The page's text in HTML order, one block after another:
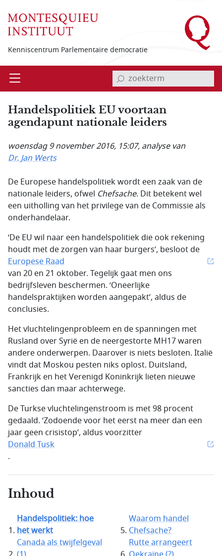
Kenniscentrum Parlementaire democratie
Open invoerveld zoekterm
Handelspolitiek EU voortaan
agendapunt nationale leiders
woensdag 9 november 2016, 15:07, analyse van
Dr. Jan Werts
De Europese handelspolitiek wordt een zaak van de
nationale leiders, ofwel Chefsache. Dit betekent wel
een uitholling van het privilege van de Commissie als
onderhandelaar.
‘De EU wil naar een handelspolitiek die ook rekening
houdt met de zorgen van haar burgers’, besloot de
Europese Raad
van 20 en 21 oktober. Tegelijk gaat men ons
bedrijfsleven beschermen. ‘Oneerlijke
handelspraktijken worden aangepakt’, aldus de
conclusies.
Het vluchtelingenprobleem en de spanningen met
Rusland over Syrië en de neergestorte MH17 waren
andere onderwerpen. Daarover is niets besloten. Italië
vindt dat Moskou pesten niks oplost. Duitsland,
Frankrijk en het Verenigd Koninkrijk lieten nieuwe
sancties dan maar achterwege.
De Turkse vluchtelingenstroom is met 98 procent
gedaald. ‘Zodoende voor het eerst na meer dan een
jaar geen crisistop’, aldus voorzitter
Donald Tusk
.
Inhoud
Handelspolitiek: hoe
het werkt
Canada als twijfelgeval
Waarom handel
Chefsache?
Rutte arrangeert